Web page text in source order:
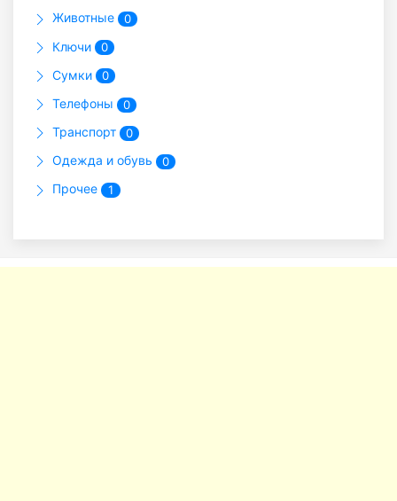
Животные 0
Ключи 0
Сумки 0
Телефоны 0
Транспорт 0
Одежда и обувь 0
Прочее 1